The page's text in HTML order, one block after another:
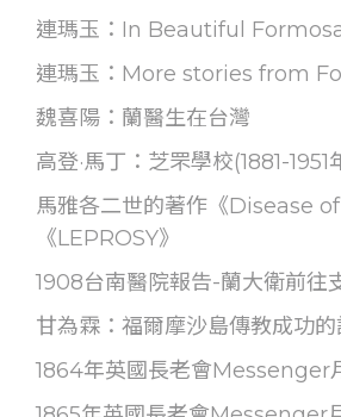
連瑪玉：In Beautiful
連瑪玉：More stories from
魏喜陽：蘭醫生在台灣
高登·馬丁：芝罘學校(1881-1951
馬雅各二世的著作《Disease
《LEPROSY》
1908台南醫院報告-蘭大衛前往
甘為霖：福爾摩沙島傳教成功
1864年英國長老會Messenger